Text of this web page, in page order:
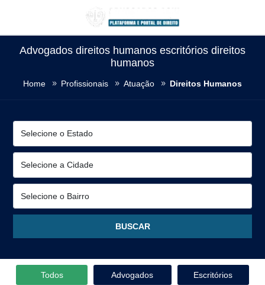
Advogados direitos humanos escritórios direitos
humanos
Home Profissionais Atuação Direitos Humanos
Todos Advogados Escritórios